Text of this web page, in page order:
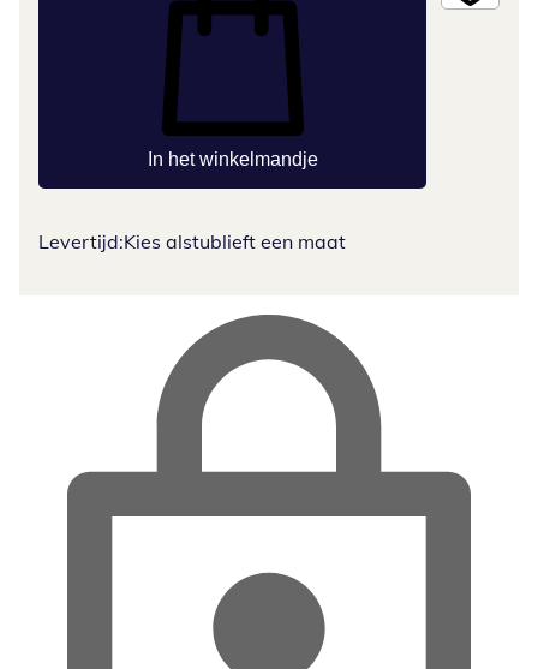
In het winkelmandje
Levertijd:Kies alstublieft een maat